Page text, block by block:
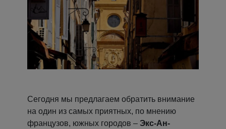
Сегодня мы предлагаем обратить внимание
на один из самых приятных, по мнению
французов, южных городов – Экс-Ан-